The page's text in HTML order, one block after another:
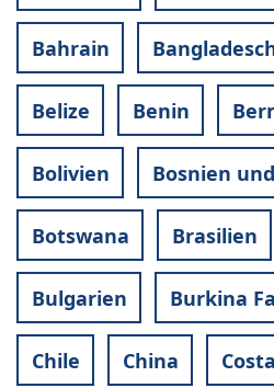
Bahrain
Belize Benin
Bolivien Bosnien
Botswana Brasilien
Bulgarien Burkina
Chile China